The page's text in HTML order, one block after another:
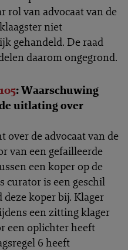
rol van advocaat van de
niet
gehandeld. De raad
daarom ongegrond.
: Waarschuwing
uitlating over
over de advocaat van de
van een gefailleerde
een koper op de
curator is een geschil
koper bij. Klager
een zitting klager
een oplichter heeft
6 heeft